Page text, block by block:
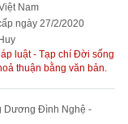
Nam
ngày 27/2/2020
luật - Tạp chí Đời sống
thuận bằng văn bản.
Dương Đình Nghệ -